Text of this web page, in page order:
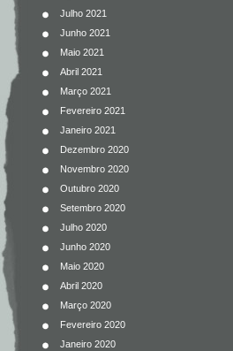
Julho 2021
Junho 2021
Maio 2021
Abril 2021
Março 2021
Fevereiro 2021
Janeiro 2021
Dezembro 2020
Novembro 2020
Outubro 2020
Setembro 2020
Julho 2020
Junho 2020
Maio 2020
Abril 2020
Março 2020
Fevereiro 2020
Janeiro 2020